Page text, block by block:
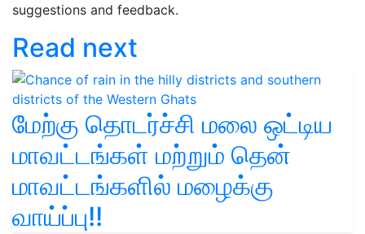
suggestions and feedback.
Read next
மேற்கு தொடர்ச்சி மலை ஒட்டிய
மாவட்டங்கள் மற்றும் தென்
மாவட்டங்களில் மழைக்கு
வாய்ப்பு!!